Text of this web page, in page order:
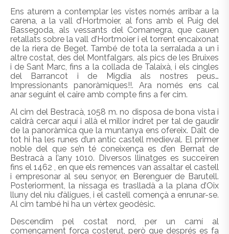
Ens aturem a contemplar les vistes només arribar a la
carena, a la vall d’Hortmoier, al fons amb el Puig del
Bassegoda, als vessants del Comanegra, que cauen
retallats sobre la vall d’Hortmoier i el torrent encaixonat
de la riera de Beget. També de tota la serralada a un i
altre costat, des del Montfalgars, als pics de les Bruixes
i de Sant Marc, fins a la collada de Talaixà, i els cingles
del Barrancot i de Migdia als nostres peus…
Impressionants panoràmiques!!. Ara només ens cal
anar seguint el caire amb compte fins a fer cim.
Al cim del Bestracà, 1058 m. no disposa de bona vista i
caldrà cercar aquí i allà el millor indret per tal de gaudir
de la panoràmica que la muntanya ens ofereix. Dalt de
tot hi ha les runes d’un antic castell medieval. El primer
noble del que se’n té coneixença es d’en Bernat de
Bestracà a l’any 1010. Diversos llinatges es succeïren
fins el 1462 , en que els remences van assaltar el castell
i empresonar al seu senyor, en Berenguer de Barutell.
Posteriorment, la nissaga es traslladà a la plana d’Oix
lluny del niu d’àligues, i el castell començà a enrunar-se.
Al cim també hi ha un vèrtex geodèsic.
Descendim pel costat nord, per un camí al
començament força costerut, però que després es fa